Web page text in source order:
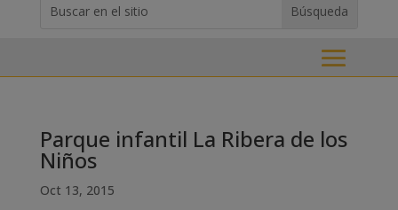
for...
Parque infantil La Ribera de los
Niños
Oct 13, 2015